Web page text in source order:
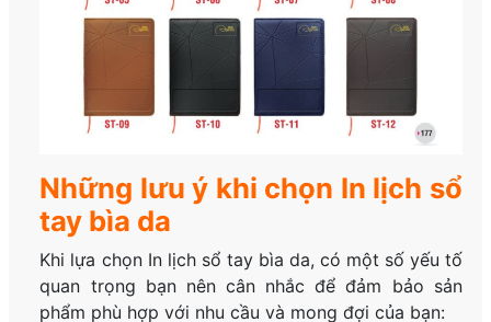
Những lưu ý khi chọn In lịch sổ
tay bìa da
Khi lựa chọn In lịch sổ tay bìa da, có một số yếu tố
quan trọng bạn nên cân nhắc để đảm bảo sản
phẩm phù hợp với nhu cầu và mong đợi của bạn: